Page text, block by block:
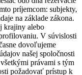
príjemcom: subjekty,
na základe zákona.
krajiny alebo
V súvislosti
dovoľujeme
našej spoločnosti
právami s tým
požadovať prístup k